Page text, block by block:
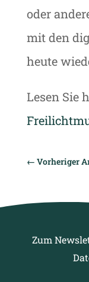
oder
mit den
heute
Lesen Sie
← Vorheriger
Zum